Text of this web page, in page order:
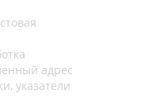
адрес
указатели